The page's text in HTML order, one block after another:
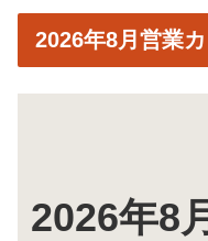
2026年8月営業
2026年8